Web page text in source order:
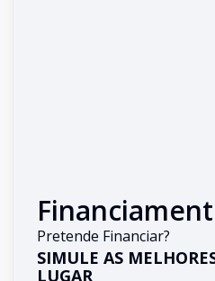
Pretende Financiar?
SIMULE AS
LUGAR